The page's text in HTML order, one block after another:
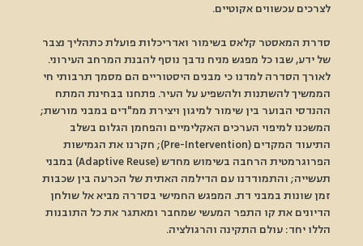
לצרכים עכשווים אקוטיים.
סדרת המאסטר קלאס בשימור ואדריכלות פועלת כתהליך נצבר
של ידע, שבו כל מפגש מניח נדבך נוסף להבנת המרחב העירוני.
לאורך הסדרה למדנו כי מבנים היסטוריים הם מסמך תרבותי חי
הממשיך להשתנות ולהשפיע על העיר. פתחנו בבחינת המתח
ההנדסי הבוער בין שימור למיגון ויצירת ממ"דים במבני מורשת;
המשכנו למיפוי הערכים האקלימיים והפחמן הגלום בשלב
התיעוד המקדים (Pre-Intervention); חקרנו את הגמישות
הפרוגרמטית הרחבה בשימוש מחדש (Adaptive Reuse) במבני
תעשייה; והתמודדנו עם הדילמה האתית של הכרעה בין שכבות
זמן שונות במבני דת. המפגש החמישי בסדרה מביא אל שולחן
הדיונים את קו התפר המעשי שמחבר ומאתגר את כל התובנות
הללו יחד: עולם התקינה והרגולציה.